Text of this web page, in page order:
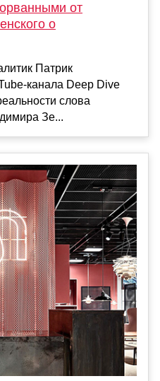
от
о
Патрик
канала Deep Dive
слова
Зе...